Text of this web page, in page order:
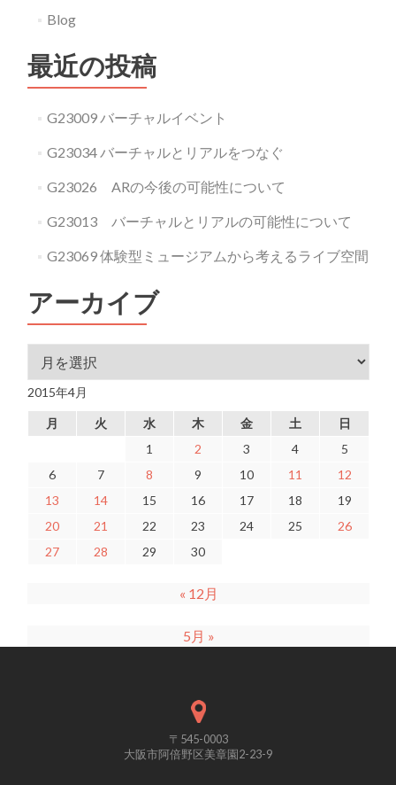
Blog
最近の投稿
G23009 バーチャルイベント
G23034 バーチャルとリアルをつなぐ
G23026 ARの今後の可能性について
G23013 バーチャルとリアルの可能性について
G23069 体験型ミュージアムから考えるライブ空間
アーカイブ
アーカイブ
2015年4月
月 火 水 木 金 土
日
1
2 3 4
5
6
7 8 9 10 11
12
13
14 15 16 17 18
19
20
21 22 23 24 25
26
27
28 29 30
« 12月
5月 »
〒545-0003
大阪市阿倍野区美章園2-23-9